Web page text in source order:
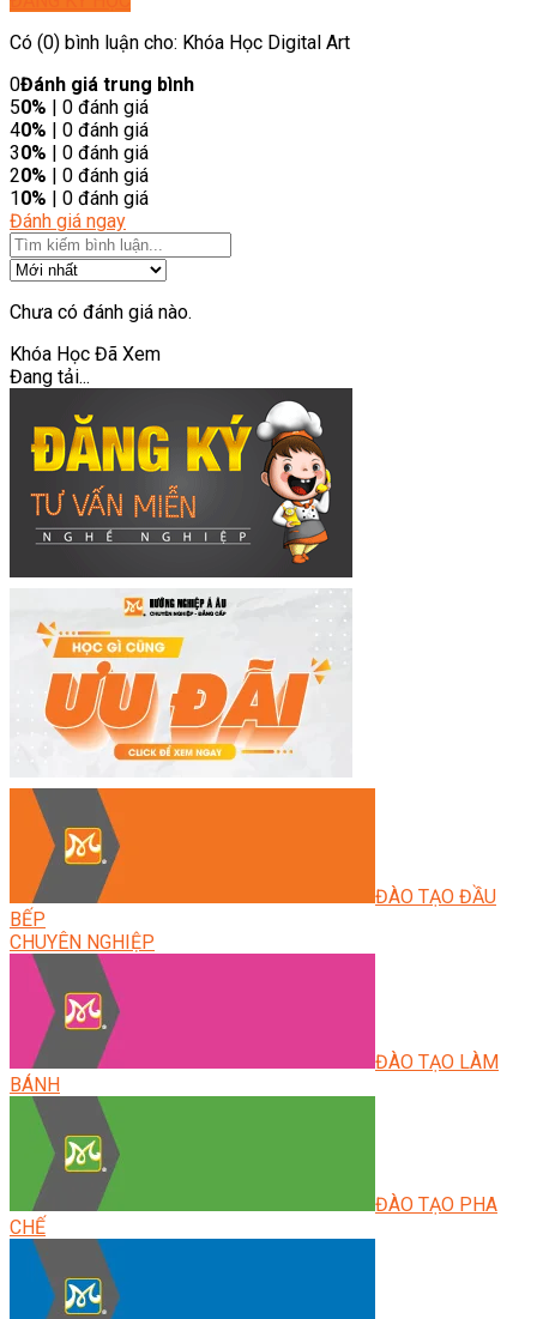
Có (0) bình luận cho: Khóa Học Digital Art
0Đánh giá trung bình
50% | 0 đánh giá
40% | 0 đánh giá
30% | 0 đánh giá
20% | 0 đánh giá
10% | 0 đánh giá
Đánh giá ngay
Chưa có đánh giá nào.
Khóa Học Đã Xem
Đang tải...
ĐÀO TẠO ĐẦU
BẾP
CHUYÊN NGHIỆP
ĐÀO TẠO LÀM
BÁNH
ĐÀO TẠO PHA
CHẾ